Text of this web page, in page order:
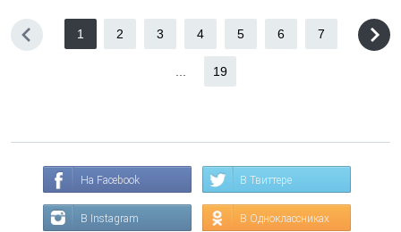
1 2 3 4 5 6 7
19
На Facebook В Твиттере
В Instagram В Одноклассниках